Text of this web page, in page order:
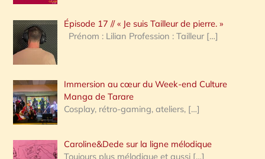
c
h
e
:
Épisode 17 // « Je suis Tailleur de pierre. »
Prénom : Lilian Profession : Tailleur […]
Immersion au cœur du Week-end Culture
Manga de Tarare
Cosplay, rétro-gaming, ateliers, […]
Caroline&Dede sur la ligne mélodique
Toujours plus mélodique et aussi […]